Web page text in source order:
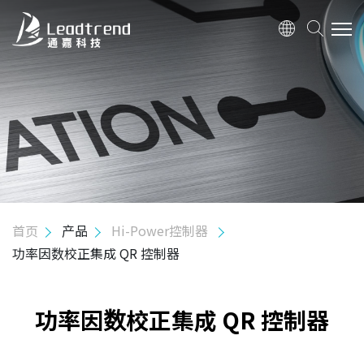
关于我们
产品
Hi-Power 控制器
Mid-Power 控制器
初级端调节控制器
隔离式次级端调节控制/驱动器
初级端调节MOS集成控制器
隔离式MOS集成驱动器
首页 产品
Hi-Power控制器
功率因数校正集成 QR 控制器
功率因数校正集成 QR 控制器